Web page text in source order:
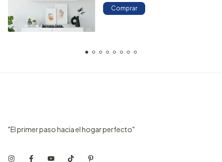
Comprar
"El primer paso hacia el hogar perfecto"